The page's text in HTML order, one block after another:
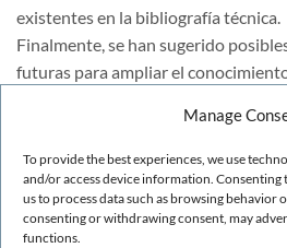
Manage
To provide the best experiences, we use
and/or access device information.
us to process data such as browsing behavior
consenting or withdrawing consent, may
functions.
existentes en la bibliografía técnica.
Finalmente, se han sugerido
futuras para ampliar el
complejos que influyen en el
protección como son el efecto de
escollera, las leyes de resistencia
turbulenta a través de medios
cimentaciones poco competentes o
de las propiedades de la escollera de